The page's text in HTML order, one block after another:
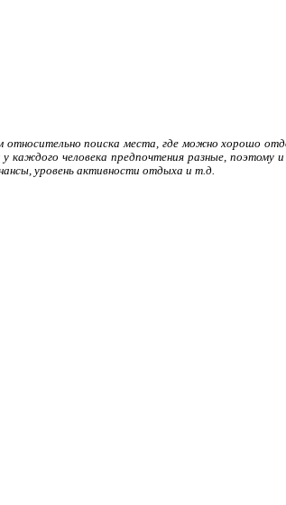
относительно поиска места, где можно хорошо
каждого человека предпочтения разные,
уровень активности отдыха и т.д.